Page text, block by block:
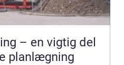
– en vigtig del
planlægning